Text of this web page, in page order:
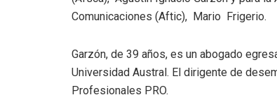
Comunicaciones (Aftic), Mario Frigerio.
Garzón, de 39 años, es un abogado
Universidad Austral. El dirigente de
Profesionales PRO.